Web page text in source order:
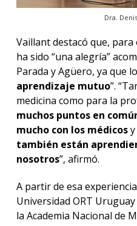
Dra.
Vaillant destacó que,
ha sido “una alegría”
Parada y Agüero, ya que
aprendizaje mutuo”.
medicina como para la
muchos puntos en
mucho con los médicosy
también están
nosotros”, afirmó.
A partir de esa
Universidad ORT
la Academia Nacional de